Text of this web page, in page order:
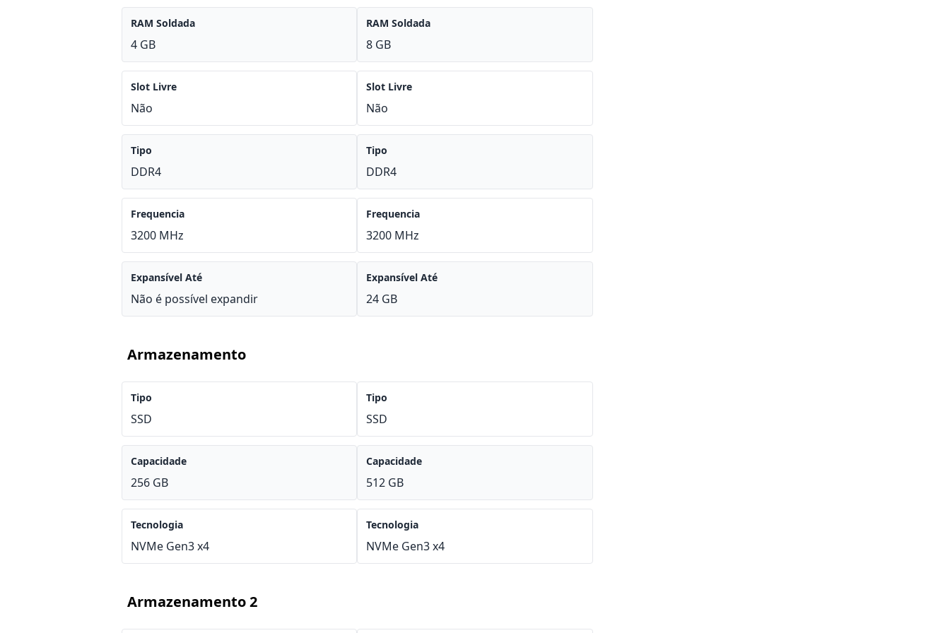
RAM Soldada
4 GB
Slot Livre
Não
Tipo
DDR4
Frequencia
3200 MHz
Expansível Até
Não é possível expandir
RAM Soldada
8 GB
Slot Livre
Não
Tipo
DDR4
Frequencia
3200 MHz
Expansível Até
24 GB
Armazenamento
Tipo
SSD
Capacidade
256 GB
Tecnologia
NVMe Gen3 x4
Tipo
SSD
Capacidade
512 GB
Tecnologia
NVMe Gen3 x4
Armazenamento 2